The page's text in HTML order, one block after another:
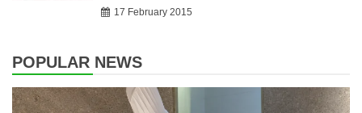
17 February 2015
POPULAR NEWS